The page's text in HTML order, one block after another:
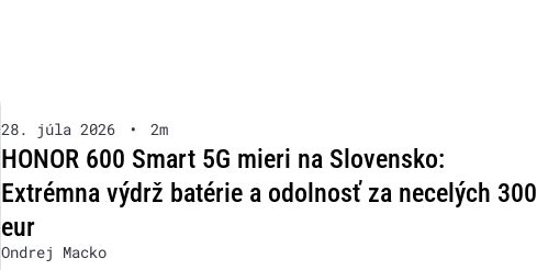
28. júla 2026 • 2m
HONOR 600 Smart 5G mieri na Slovensko:
Extrémna výdrž batérie a odolnosť za necelých 300
eur
Ondrej Macko